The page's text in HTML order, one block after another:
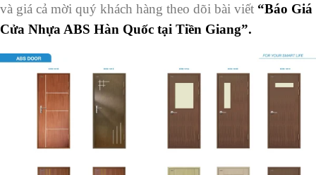
và giá cả mời quý khách hàng theo dõi bài viết “Báo Giá
Cửa Nhựa ABS Hàn Quốc tại Tiền Giang”.